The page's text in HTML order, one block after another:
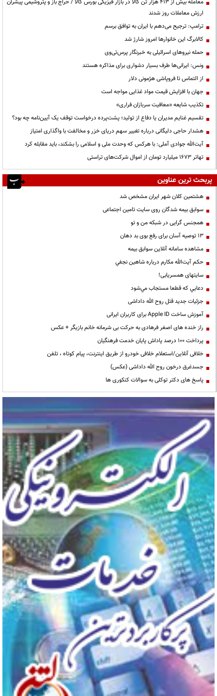
معامله بیش از ۴۱۳ هزار تن کالا در بازار فیزیکی بورس کالا / حراج باز و پتروشیمی پیشران
ارزش معاملات روز شدند
ترامپ: ترجیح می‌دهم با ایران به توافق برسم
کالابرگ این خانوارها امروز شارژ شد
حمله نیروهای اسرائیلی به خبرنگار پرس‌تی‌وی
ونس: ایرانی‌ها طرف بسیار دشواری برای مذاکره هستند
از التماس تا فروپاشی هژمونی دلار
جهان با افزایش قیمت مواد غذایی مواجه است
تکذیب شایعه «معافیت سربازان فراری»
تقسیم غنایم مدیران یا دفاع از تولید؛ پشت‌پرده درخواست توقف یک آیین‌نامه چه بود؟
هشدار حاجی دلیگانی درباره تغییر سهم دریای خزر و مخالفت با واگذاری امتیاز
آیت‌الله جوادی آملی: با هرکس که وحدت ملی و اسلامی را بشکند، باید مقابله کرد
تهاتر ۱۶۷۳ میلیارد تومان از اموال شرکت‌های تراستی
پربحث ترین عناوین
هشتمین کلان شهر ایران مشخص شد
سوابق بیمه شدگان روی سایت تامین اجتماعی
همجنس گرایی در شبکه من و تو
13 توصیه آسان برای رفع بوی بد دهان
مشاهده سامانه آنلاين سوابق بیمه
حكم آيت‌الله مكارم درباره شاهين نجفي
سایتهای همسریابی!
دعايي كه قطعا مستجاب مي‌شود
جزئیات جدید قتل روح الله داداشی
آموزش ساخت Apple ID برای کاربران ایرانی
راز خنده های اصغر فرهادی به حرکت بی شرمانه خانم بازیگر + عکس
پرداخت ۱۰۰ درصد پاداش پایان خدمت فرهنگیان
خلافی آنلاین/استعلام خلافی خودرو از طریق اینترنت، پیام کوتاه ، تلفن
جسدغرق درخون روح الله داداشی (عکس)
پاسخ های دکتر توکلی به سوالات کنکوری ها